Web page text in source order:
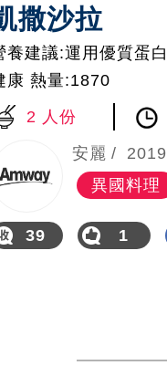
撒沙拉
養建議:運用優質蛋
康 熱量:1870
2 人份
安麗
異國料理
39 1